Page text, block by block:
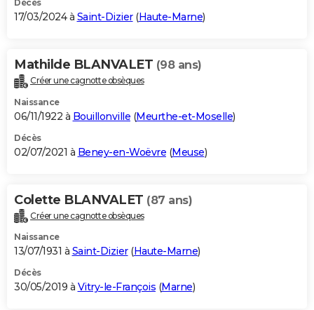
Décès
17/03/2024 à Saint-Dizier(Haute-Marne)
Mathilde BLANVALET (98 ans)
Créer une cagnotte obsèques
Naissance
06/11/1922 à Bouillonville (Meurthe-et-Moselle)
Décès
02/07/2021 à Beney-en-Woëvre (Meuse)
Colette BLANVALET (87 ans)
Créer une cagnotte obsèques
Naissance
13/07/1931 à Saint-Dizier(Haute-Marne)
Décès
30/05/2019 à Vitry-le-François (Marne)